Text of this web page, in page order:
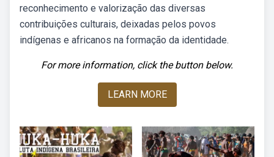
reconhecimento e valorização das diversas
contribuições culturais, deixadas pelos povos
indígenas e africanos na formação da identidade.
For more information, click the button below.
LEARN MORE